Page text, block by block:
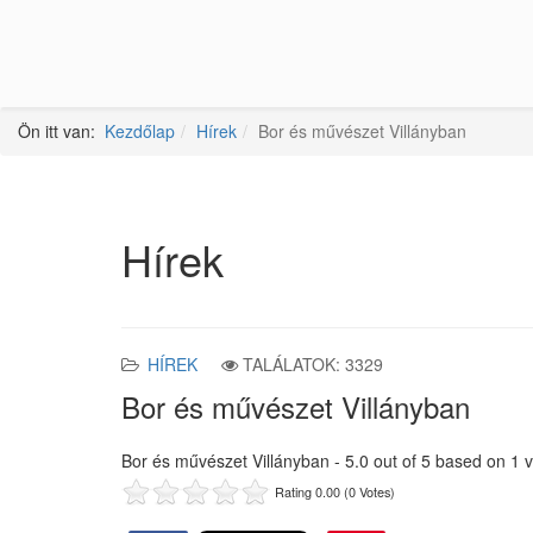
Ön itt van: Kezdőlap Hírek Bor és művészet Villányban
Hírek
HÍREK TALÁLATOK: 3329
Bor és művészet Villányban
Bor és művészet Villányban - 5.0 out of 5 based on 1
Rating 0.00 (0 Votes)